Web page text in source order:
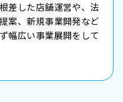
差した店舗運営や、法
案、新規事業開発など
幅広い事業展開をして